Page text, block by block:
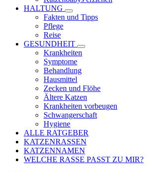
HALTUNG
Fakten und Tipps
Pflege
Reise
GESUNDHEIT
Krankheiten
Symptome
Behandlung
Hausmittel
Zecken und Flöhe
Ältere Katzen
Krankheiten vorbeugen
Schwangerschaft
Hygiene
ALLE RATGEBER
KATZENRASSEN
KATZENNAMEN
WELCHE RASSE PASST ZU MIR?